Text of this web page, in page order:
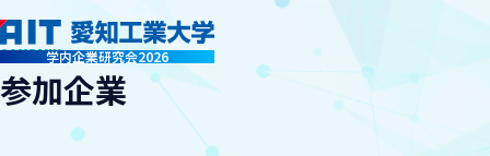
学内企業研究会2026
company
参加企業